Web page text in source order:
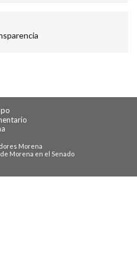
Morena
Morena en el Senado